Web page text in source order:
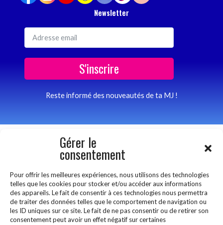
Gérer le
consentement
Pour offrir les meilleures expériences, nous utilisons des technologies
telles que les cookies pour stocker et/ou accéder aux informations
des appareils. Le fait de consentir à ces technologies nous permettra
de traiter des données telles que le comportement de navigation ou
les ID uniques sur ce site. Le fait de ne pas consentir ou de retirer son
consentement peut avoir un effet négatif sur certaines
Newsletter
S'inscrire
Reste informé des nouveautés de ta MJ !
© Copyright M.J. Carpe Diem A.S.B.L. |Mentions légales|
Politique de confidentialité | Site réalisé parPrunelo.com